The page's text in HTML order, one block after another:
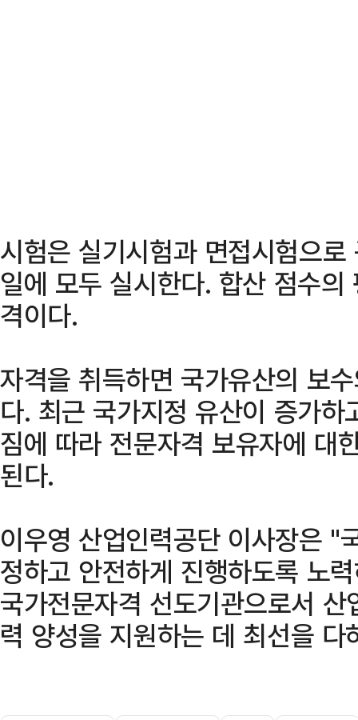
시험은 실기시험과 면접시험으
일에 모두 실시한다. 합산 점수
격이다.
자격을 취득하면 국가유산의 보
다. 최근 국가지정 유산이 증가
짐에 따라 전문자격 보유자에 대
된다.
이우영 산업인력공단 이사장은 "
정하고 안전하게 진행하도록 노
국가전문자격 선도기관으로서
력 양성을 지원하는 데 최선을 다